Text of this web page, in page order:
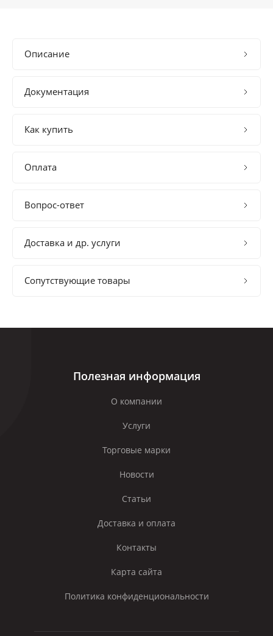
Описание
Документация
Как купить
Оплата
Вопрос-ответ
Доставка и др. услуги
Сопутствующие товары
Полезная информация
О компании
Услуги
Торговые марки
Новости
Статьи
Доставка и оплата
Контакты
Карта сайта
Политика конфиденциональности